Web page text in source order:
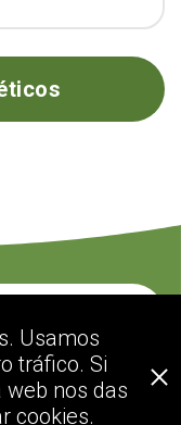
Usamos
tráfico. Si
nos das
cookies.